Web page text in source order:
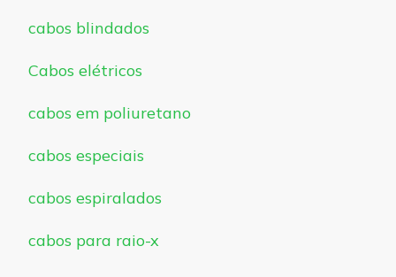
cabos blindados
Cabos elétricos
cabos em poliuretano
cabos especiais
cabos espiralados
cabos para raio-x